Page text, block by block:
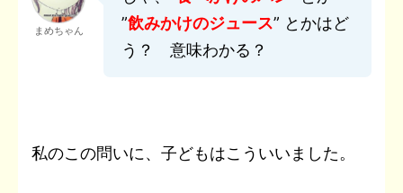
まめちゃん
”飲みかけのジュース” とかはど
う？ 意味わかる？
私のこの問いに、子どもはこういいました。